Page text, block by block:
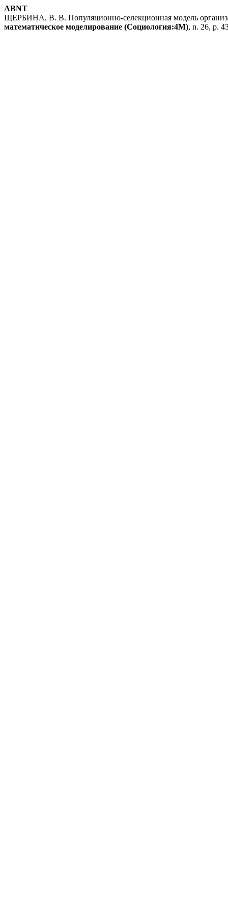
ABNT
ЩЕРБИНА, В. В. Популяционно-селекционная модель
математическое моделирование (Социология:4М), n. 26, p.